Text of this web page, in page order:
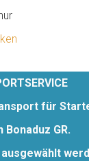
für
Bonaduz GR.